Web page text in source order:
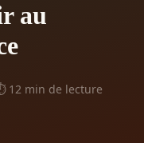
au
12 min de lecture